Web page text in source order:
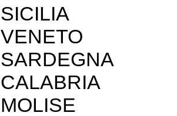
SICILIA
VENETO
SARDEGNA
CALABRIA
MOLISE